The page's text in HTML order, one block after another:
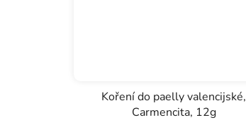
Koření do paelly valencijské,
Carmencita, 12g